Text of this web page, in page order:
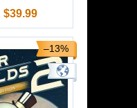
$39.99
–13%